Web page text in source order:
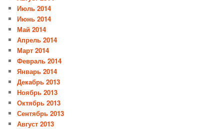
Июль 2014
Июнь 2014
Май 2014
Апрель 2014
Март 2014
Февраль 2014
Январь 2014
Декабрь 2013
Ноябрь 2013
Октябрь 2013
Сентябрь 2013
Август 2013